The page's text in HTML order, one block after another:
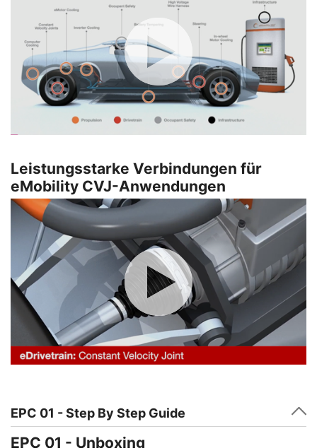
Leistungsstarke Verbindungen für
eMobility CVJ-Anwendungen
EPC 01 - Step By Step Guide
EPC 01 - Unboxing